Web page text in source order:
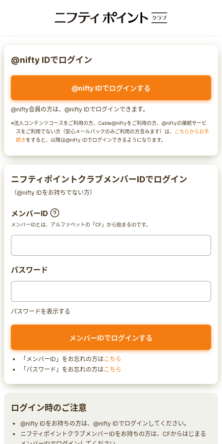
@nifty IDでログイン
@nifty IDでログインする
@nifty会員の方は、@nifty IDでログインできます。
※法人コンテンツコースをご利用の方、Cable@niftyをご利用の方、@niftyの接続サービ
スをご利用でない方（安心メールパックのみご利用の方含みます）は、 こちらからお手
続きをすると、以降は@nifty IDでログインできるようになります。
ニフティポイントクラブメンバーIDでログイン
（@nifty IDをお持ちでない方）
メンバーID
メンバーIDとは、アルファベットの「CF」から始まるIDです。
パスワード
パスワードを表示する
「メンバーID」をお忘れの方はこちら
「パスワード」をお忘れの方はこちら
ログイン時のご注意
@nifty IDをお持ちの方は、@nifty IDでログインしてください。
ニフティポイントクラブメンバーIDをお持ちの方は、CFからはじまる